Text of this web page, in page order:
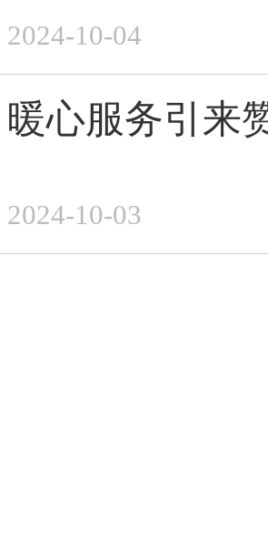
2024-10-04
暖心服务引来
2024-10-03